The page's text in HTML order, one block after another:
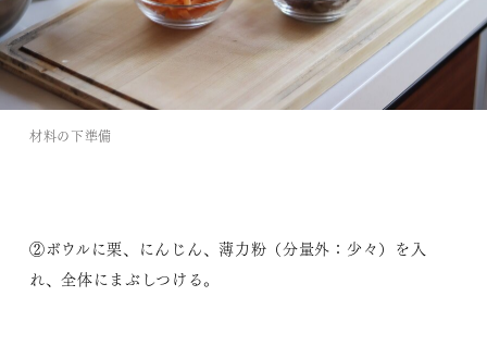
材料の下準備
②ボウルに栗、にんじん、薄力粉（分量外：少々）を入
れ、全体にまぶしつける。